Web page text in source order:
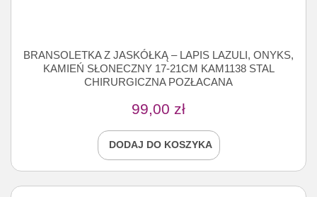
BRANSOLETKA Z JASKÓŁKĄ – LAPIS LAZULI, ONYKS,
KAMIEŃ SŁONECZNY 17-21CM KAM1138 STAL
CHIRURGICZNA POZŁACANA
99,00 zł
DODAJ DO KOSZYKA